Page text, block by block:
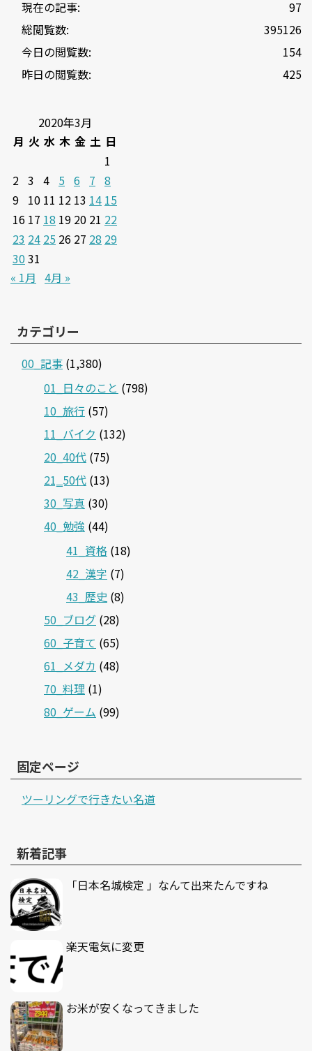
97
現在の記事:
395126
総閲覧数:
154
今日の閲覧数:
425
昨日の閲覧数:
2020年3月
月 火 水 木 金 土 日
1
2 3 4 5 6 7 8
9 10 11 12 13 14 15
16 17 18 19 20 21 22
23 24 25 26 27 28 29
3031
« 1月 4月 »
カテゴリー
00_記事 (1,380)
01_日々のこと (798)
10_旅行 (57)
11_バイク (132)
20_40代 (75)
21‗50代 (13)
30_写真 (30)
40_勉強 (44)
41_資格 (18)
42_漢字 (7)
43_歴史 (8)
50_ブログ (28)
60_子育て (65)
61_メダカ (48)
70_料理 (1)
80_ゲーム (99)
固定ページ
ツーリングで行きたい名道
新着記事
「日本名城検定 」なんて出来たんですね
楽天電気に変更
お米が安くなってきました